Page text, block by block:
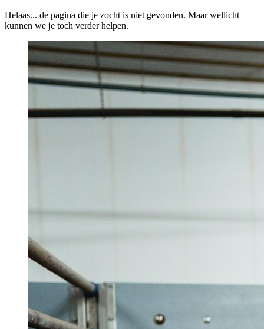
Helaas... de pagina die je zocht is niet gevonden. Maar wellicht
kunnen we je toch verder helpen.